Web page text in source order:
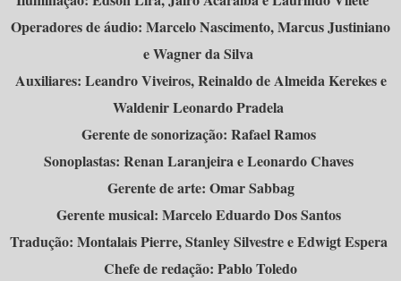
Operadores de áudio: Marcelo Nascimento, Marcus Justiniano
e Wagner da Silva
Auxiliares: Leandro Viveiros, Reinaldo de Almeida Kerekes e
Waldenir Leonardo Pradela
Gerente de sonorização: Rafael Ramos
Sonoplastas: Renan Laranjeira e Leonardo Chaves
Gerente de arte: Omar Sabbag
Gerente musical: Marcelo Eduardo Dos Santos
Tradução: Montalais Pierre, Stanley Silvestre e Edwigt Espera
Chefe de redação: Pablo Toledo